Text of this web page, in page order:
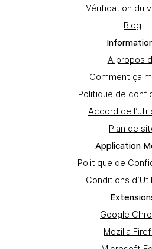
Vérification du
Blog
A propos
Comment ça
Politique de
Accord de
Plan de
Application
Politique de
Conditions
Google
Mozilla